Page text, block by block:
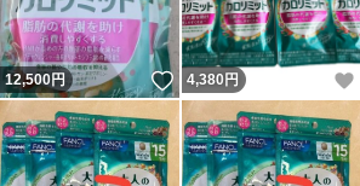
12,500円 いいね！
4,380 円